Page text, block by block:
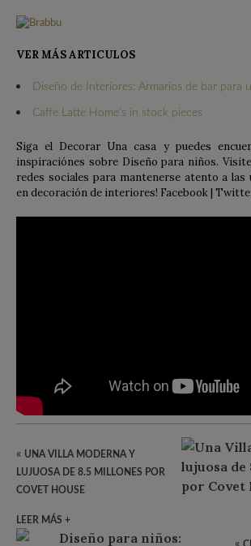
VER MÁS ARTICULOS
Diseño de Interiores: Armarios de bar para
Caffe Latte Home’s in stock pieces
Siga el Decorar Una casa y puedes
inspiraciónes sobre Diseño para niños.
redes sociales para mantenerse atento a las
en decoración de interiores! Facebook |
« UNA VILLA MODERNA Y
LUJUOSA DE 8.5 MILLONES POR
COVET HOUSE
LEER MÁS +